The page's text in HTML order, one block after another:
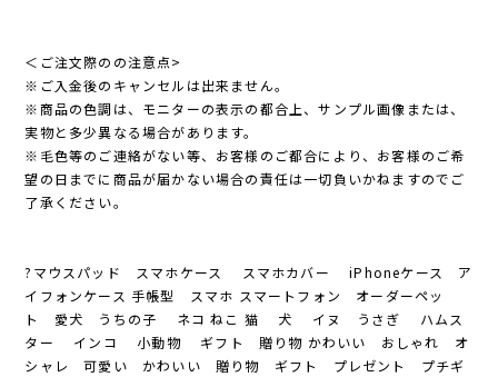
＜ご注文際のの注意点>
※ご入金後のキャンセルは出来ません。
※商品の色調は、モニターの表示の都合上、サンプル画像または、
実物と多少異なる場合があります。
※毛色等のご連絡がない等、お客様のご都合により、お客様のご希
望の日までに商品が届かない場合の責任は一切負いかねますのでご
了承ください。
?マウスパッド スマホケース スマホカバー iPhoneケース ア
イフォンケース 手帳型 スマホ スマートフォン オーダーペッ
ト 愛犬 うちの子 ネコ ねこ 猫 犬 イヌ うさぎ ハムス
ター インコ 小動物 ギフト 贈り物 かわいい おしゃれ オ
シャレ 可愛い かわいい 贈り物 ギフト プレゼント プチギ